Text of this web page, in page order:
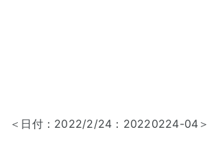
＜日付：2022/2/24：20220224-04＞